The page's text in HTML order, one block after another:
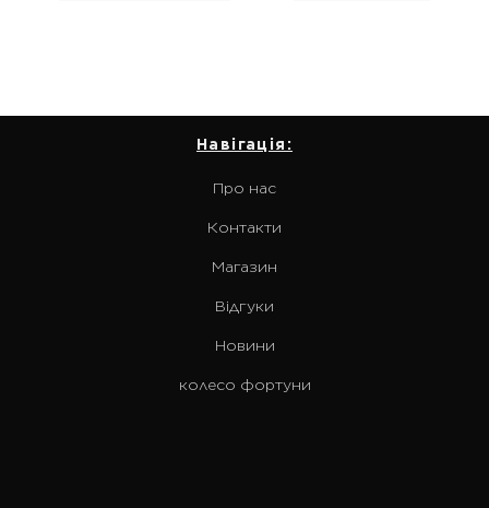
Навігація:
Про нас
Контакти
Магазин
Відгуки
Новини
колесо фортуни